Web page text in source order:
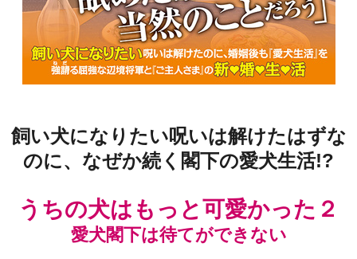
飼い犬になりたい呪いは解けたはずな
のに、なぜか続く閣下の愛犬生活!?
うちの犬はもっと可愛かった２
愛犬閣下は待てができない